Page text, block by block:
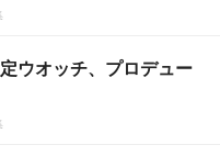
ウオッチ、プロデュー